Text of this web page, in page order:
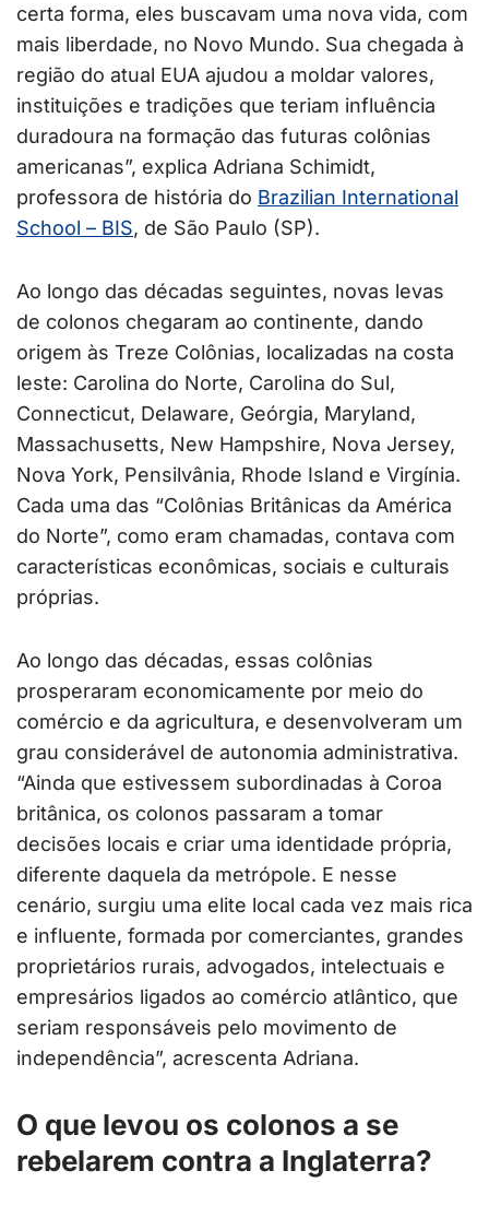
certa forma, eles buscavam uma nova vida, com
mais liberdade, no Novo Mundo. Sua chegada à
região do atual EUA ajudou a moldar valores,
instituições e tradições que teriam influência
duradoura na formação das futuras colônias
americanas”, explica Adriana Schimidt,
professora de história do Brazilian International
School – BIS, de São Paulo (SP).
Ao longo das décadas seguintes, novas levas
de colonos chegaram ao continente, dando
origem às Treze Colônias, localizadas na costa
leste: Carolina do Norte, Carolina do Sul,
Connecticut, Delaware, Geórgia, Maryland,
Massachusetts, New Hampshire, Nova Jersey,
Nova York, Pensilvânia, Rhode Island e Virgínia.
Cada uma das “Colônias Britânicas da América
do Norte”, como eram chamadas, contava com
características econômicas, sociais e culturais
próprias.
Ao longo das décadas, essas colônias
prosperaram economicamente por meio do
comércio e da agricultura, e desenvolveram um
grau considerável de autonomia administrativa.
“Ainda que estivessem subordinadas à Coroa
britânica, os colonos passaram a tomar
decisões locais e criar uma identidade própria,
diferente daquela da metrópole. E nesse
cenário, surgiu uma elite local cada vez mais rica
e influente, formada por comerciantes, grandes
proprietários rurais, advogados, intelectuais e
empresários ligados ao comércio atlântico, que
seriam responsáveis pelo movimento de
independência”, acrescenta Adriana.
O que levou os colonos a se
rebelarem contra a Inglaterra?